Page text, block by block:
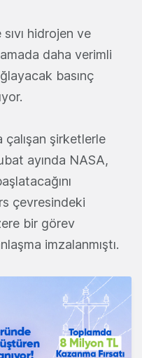
sıvı hidrojen ve
daha verimli
basınç
şirketlerle
ayında NASA,
çevresindeki
bir görev
imzalanmıştı.